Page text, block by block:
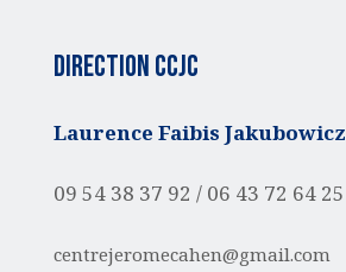
Direction CCJC
Laurence Faibis Jakubowicz
09 54 38 37 92 / 06 43 72 64 25
centrejeromecahen@gmail.com